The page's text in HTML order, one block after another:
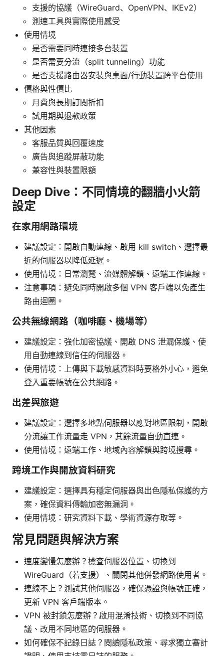
支援的協議（WireGuard、OpenVPN、IKEv2）
測速工具與實際使用感受
使用情境
是否需要同時連接多台裝置
是否需要分流（split tunneling）功能
是否支援路由器安裝與桌面/行動裝置跨平台使用
價格與性價比
月費與長期訂閱折扣
試用期與退款政策
其他因素
客服品質與回覆速度
廣告與追蹤屏蔽功能
兼容性與裝置限額
Deep Dive：不同情境的翻牆小火箭
設定
在家用網路環境
建議設定：開啟自動連線、啟用 kill switch、選擇最
近的伺服器以降低延遲。
使用情境：日常瀏覽、流媒體解鎖、遠端工作連線。
注意事項：避免同時開啟多個 VPN 客戶端以免產生
路由迴圈。
公共無線網路（咖啡廳、機場等）
建議設定：強化加密協議、開啟 DNS 泄漏保護、使
用自動連線到信任的伺服器。
使用情境：上傳與下載敏感資料時要格外小心，避免
登入重要帳號在公共網路。
出差與旅遊
建議設定：選擇多地點伺服器以應對地區限制，開啟
分流讓工作流量走 VPN，其餘流量自動直連。
使用情境：遠端工作、地域內容解鎖與跨境搜尋。
跨境工作與開放資料研究
建議設定：選擇具有穩定伺服器與出色隱私保護的方
案，確保資料傳輸加密無漏洞。
使用情境：研究資料下載、學術資源存取等。
常見問題與解決方案
速度變慢怎麼辦？檢查伺服器位置、切換到
WireGuard（若支援）、關閉其他併發網路使用者。
連線不上？測試其他伺服器，確保憑證與帳號正確，
更新 VPN 客戶端版本。
VPN 被封鎖怎麼辦？啟用混淆技術、切換到不同協
議、改用不同地區的伺服器。
如何確保不記錄日誌？閱讀隱私政策、尋求獨立審計